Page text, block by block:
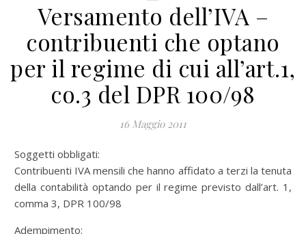
Versamento dell’IVA –
contribuenti che optano
per il regime di cui all’art.1,
co.3 del DPR 100/98
16 Maggio 2011
Soggetti obbligati:
Contribuenti IVA mensili che hanno affidato a terzi la tenuta
della contabilità optando per il regime previsto dall’art. 1,
comma 3, DPR 100/98
Adempimento: